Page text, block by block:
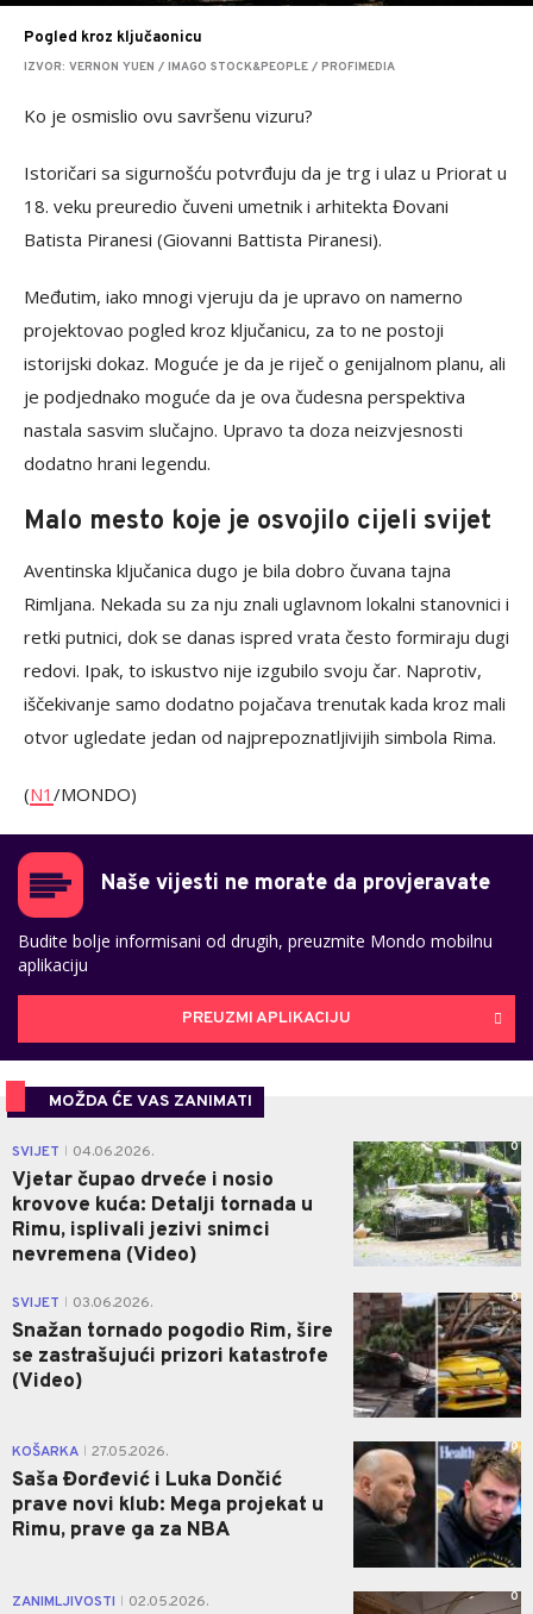
Pogled kroz ključaonicu
IZVOR: VERNON YUEN / IMAGO STOCK&PEOPLE / PROFIMEDIA
Ko je osmislio ovu savršenu vizuru?
Istoričari sa sigurnošću potvrđuju da je trg i ulaz u Priorat u
18. veku preuredio čuveni umetnik i arhitekta Đovani
Batista Piranesi (Giovanni Battista Piranesi).
Međutim, iako mnogi vjeruju da je upravo on namerno
projektovao pogled kroz ključanicu, za to ne postoji
istorijski dokaz. Moguće je da je riječ o genijalnom planu, ali
je podjednako moguće da je ova čudesna perspektiva
nastala sasvim slučajno. Upravo ta doza neizvjesnosti
dodatno hrani legendu.
Malo mesto koje je osvojilo cijeli svijet
Aventinska ključanica dugo je bila dobro čuvana tajna
Rimljana. Nekada su za nju znali uglavnom lokalni stanovnici i
retki putnici, dok se danas ispred vrata često formiraju dugi
redovi. Ipak, to iskustvo nije izgubilo svoju čar. Naprotiv,
iščekivanje samo dodatno pojačava trenutak kada kroz mali
otvor ugledate jedan od najprepoznatljivijih simbola Rima.
(N1 /MONDO)
Naše vijesti ne morate da provjeravate
Budite bolje informisani od drugih, preuzmite Mondo mobilnu
aplikaciju
PREUZMI APLIKACIJU
MOŽDA ĆE VAS ZANIMATI
SVIJET 04.06.2026.
Vjetar čupao drveće i nosio
krovove kuća: Detalji tornada u
Rimu, isplivali jezivi snimci
nevremena (Video)
0
SVIJET 03.06.2026.
Snažan tornado pogodio Rim, šire
se zastrašujući prizori katastrofe
(Video)
0
KOŠARKA 27.05.2026.
Saša Đorđević i Luka Dončić
prave novi klub: Mega projekat u
Rimu, prave ga za NBA
0
ZANIMLJIVOSTI 02.05.2026. 0